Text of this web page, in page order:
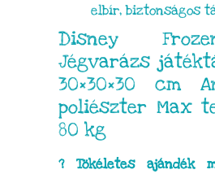
elbír, biztonságos
Disney
Jégvarázs
30×30×30 cm
poliészter Max
80 kg
? Tökéletes ajándék